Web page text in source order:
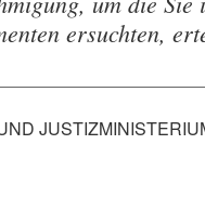
ersuchten,